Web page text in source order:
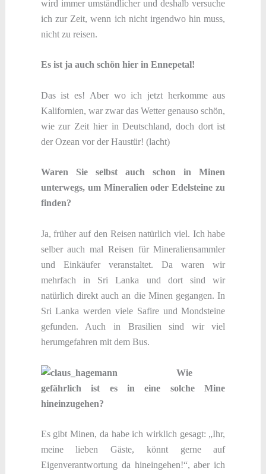
wird immer umständlicher und deshalb versuche
ich zur Zeit, wenn ich nicht irgendwo hin muss,
nicht zu reisen.
Es ist ja auch schön hier in Ennepetal!
Das ist es! Aber wo ich jetzt herkomme aus
Kalifornien, war zwar das Wetter genauso schön,
wie zur Zeit hier in Deutschland, doch dort ist
der Ozean vor der Haustür! (lacht)
Waren Sie selbst auch schon in Minen
unterwegs, um Mineralien oder Edelsteine zu
finden?
Ja, früher auf den Reisen natürlich viel. Ich habe
selber auch mal Reisen für Mineraliensammler
und Einkäufer veranstaltet. Da waren wir
mehrfach in Sri Lanka und dort sind wir
natürlich direkt auch an die Minen gegangen. In
Sri Lanka werden viele Safire und Mondsteine
gefunden. Auch in Brasilien sind wir viel
herumgefahren mit dem Bus.
Wie
gefährlich ist es in eine solche Mine
hineinzugehen?
Es gibt Minen, da habe ich wirklich gesagt: „Ihr,
meine lieben Gäste, könnt gerne auf
Eigenverantwortung da hineingehen!“, aber ich